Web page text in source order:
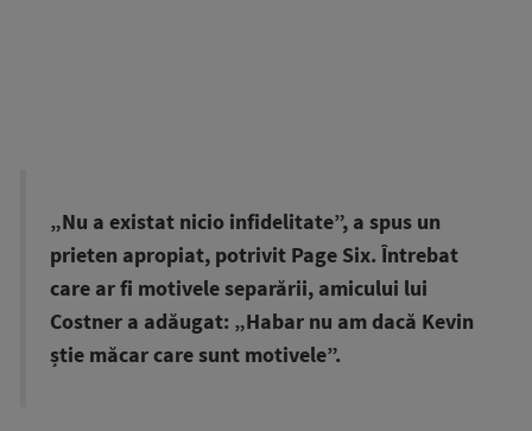
„Nu a existat nicio infidelitate”, a spus un
prieten apropiat, potrivit Page Six. Întrebat
care ar fi motivele separării, amicului lui
Costner a adăugat: „Habar nu am dacă Kevin
știe măcar care sunt motivele”.